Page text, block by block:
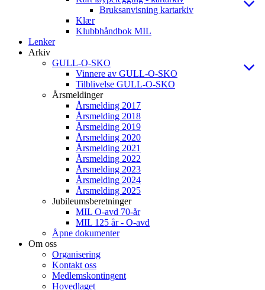
Bruksanvisning kartarkiv
Klær
Klubbhåndbok MIL
Lenker
Arkiv
GULL-O-SKO
Vinnere av GULL-O-SKO
Tilblivelse GULL-O-SKO
Årsmeldinger
Årsmelding 2017
Årsmelding 2018
Årsmelding 2019
Årsmelding 2020
Årsmelding 2021
Årsmelding 2022
Årsmelding 2023
Årsmelding 2024
Årsmelding 2025
Jubileumsberetninger
MIL O-avd 70-år
MIL 125 år - O-avd
Åpne dokumenter
Om oss
Organisering
Kontakt oss
Medlemskontingent
Hovedlaget